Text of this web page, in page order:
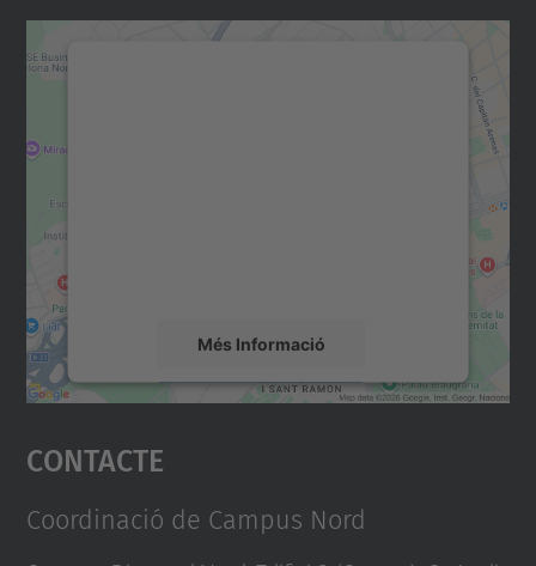
Més Informació
Accepta
powered by
Contacte
Coordinació de Campus Nord